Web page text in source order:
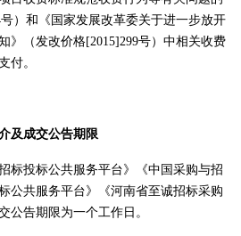
）和《国家发展改革委关于进一步放开
》（发改价格[2015]299号）中相关收费
付。
及成交公告期限
标投标公共服务平台》《中国采购与招
公共服务平台》《河南省至诚招标采购
公告期限为一个工作日。